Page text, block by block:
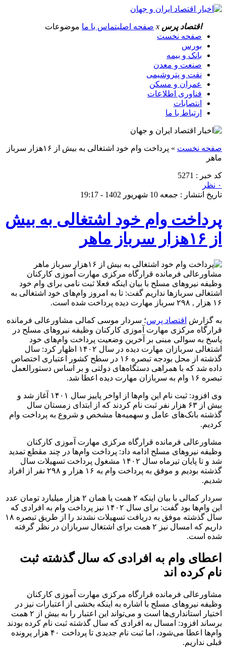
اقتصاد پرس x صفحه اصلیتماس با ما موضوعات
صفحه نخست
بورس
بانک و بیمه
صنعت و معدن
نفت و پتروشیمی
عمران و مسکن
فناوری اطلاعات
انتصابات
ارتباط با ما
صفحه نخست »
پرداخت وام خود اشتغالی به بیش از ۱۶هزار سرباز
ماهر
کد خبر : 5271
۰ نظر
تاریخ انتشار : جمعه 10 شهریور 1402 - 19:17
پرداخت وام خود اشتغالی به بیش
از ۱۶هزار سرباز ماهر
مشاورعالی فرمانده قرارگاه مرکزی مهارت آموزی کارکنان
وظیفه نیروهای مسلح با بیان اینکه فعلا ثبت نامی برای وام خود
اشتغالی سربازها نداریم گفت: تا به امروز وام‌های خود اشتغالی به
۱۶ هزار , ۲۹۸ سرباز مهارت دیده پرداخت شده است.
به گزارش اقتصاد پرس؛ سردار موسی کمالی مشاورعالی فرمانده
قرارگاه مرکزی مهارت آموزی کارکنان وظیفه نیروهای مسلح در
پاسخ به سوالی مبنی بر آخرین وضعیت پرداخت وام‌های خود
اشتغالی سربازان مهارت دیده در سال ۱۴۰۲ اظهار کرد: سال
گذشته از محل بودجه تبصره ۱۶ در سطح کشور اعتباری اختصاص
داده شد که با همراهی دستگاه‌های دولتی و بر اساس دستورالعمل
تبصره ۱۶ وام به سربازان مهارت دیده اعطا شد.
وی افزود: ثبت نام این وام‌ها از اواخر پاییز سال ۱۴۰۱ آغاز شد و
بیش از ۶۳ هزار نفر ثبت نام کردند که از ابتدای زمستان سال
گذشته بانک‌های عامل و سهمیه‌ها مشخص و شروع به پرداخت وام
کردیم.
مشاورعالی فرمانده قرارگاه مرکزی مهارت آموزی کارکنان
وظیفه نیروهای مسلح ادامه داد: پرداخت وام‌ها در چند مقطع تمدید
شد و تا پایان تیرماه سال ۱۴۰۲ مشغول پرداخت تسهیلات سال
گذشته بودیم و موفق به پرداخت وام به ۱۶ هزار و ۲۹۸ نفر از افراد
شدیم.
سردار کمالی با بیان اینکه ۲ همت یا همان ۲ هزار میلیارد تومان عدد
این وام‌ها بود گفت: برای سال ۱۴۰۲ نیز پرداخت وام به افرادی که
سال گذشته موفق به دریافت تسهیلات نشدند را از طریق تبصره ۱۸
داریم که امسال نیز ۲ همت برای اشتغال سربازان در نظر گرفته
شده است.
اعطای وام به افرادی که سال گذشته ثبت
نام کرده اند
مشاورعالی فرمانده قرارگاه مرکزی مهارت آموزی کارکنان
وظیفه نیروهای مسلح با اشاره به اینکه بخشی از اعتبارات نیز در
اختیار استانداری‌ها است و می‌تواند این اعتبار را به بیش از ۲ همت
برساند افزود: امسال به افرادی که سال گذشته ثبت نام کرده بودند
وام‌ها اعطا می‌شود، اما ثبت نام جدیدی تا پرداخت ۴۰ هزار پرونده
قبلی نداریم.